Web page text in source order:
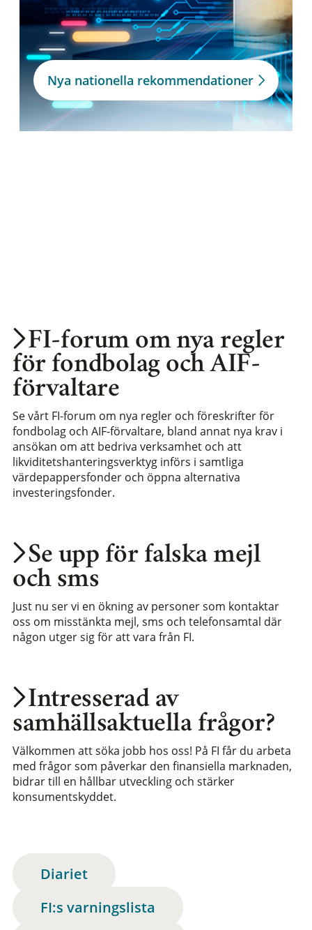
Nya nationella rekommendationer
Intresserad av
samhällsaktuella frågor?
Välkommen att söka jobb hos oss! På FI får du arbeta
med frågor som påverkar den finansiella marknaden,
bidrar till en hållbar utveckling och stärker
konsumentskyddet.
Se upp för falska mejl
och sms
Just nu ser vi en ökning av personer som kontaktar
oss om misstänkta mejl, sms och telefonsamtal där
någon utger sig för att vara från FI.
FI-forum om nya regler
för fondbolag och AIF-
förvaltare
Se vårt FI-forum om nya regler och föreskrifter för
fondbolag och AIF-förvaltare, bland annat nya krav i
ansökan om att bedriva verksamhet och att
likviditetshanteringsverktyg införs i samtliga
värdepappersfonder och öppna alternativa
investeringsfonder.
Diariet
FI:s varningslista